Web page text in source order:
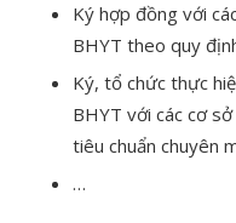
Ký hợp đồng với
BHYT theo quy
Ký, tổ chức thực
BHYT với các cơ
tiêu chuẩn chuyên
…